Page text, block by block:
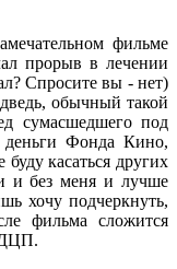
фильме
прорыв в лечении
Спросите вы - нет)
обычный такой
сумасшедшего под
деньги Фонда Кино,
буду касаться других
и без меня и лучше
хочу подчеркнуть,
фильма сложится
ДЦП.